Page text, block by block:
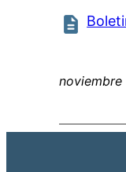
noviembre